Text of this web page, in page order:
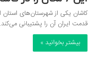
کاشان یکی از شهرستان‌های
قدمت ایران آن را پشتیبانی
بیشتر بخوانید »